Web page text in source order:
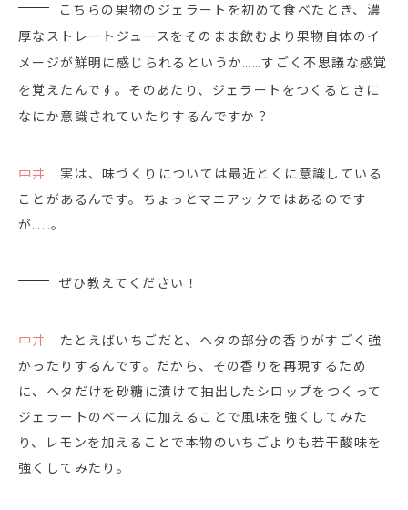
こちらの果物のジェラートを初めて食べたとき、濃
厚なストレートジュースをそのまま飲むより果物自体のイ
メージが鮮明に感じられるというか……すごく不思議な感覚
を覚えたんです。そのあたり、ジェラートをつくるときに
なにか意識されていたりするんですか？
中井
実は、味づくりについては最近とくに意識している
ことがあるんです。ちょっとマニアックではあるのです
が……。
ぜひ教えてください！
中井
たとえばいちごだと、ヘタの部分の香りがすごく強
かったりするんです。だから、その香りを再現するため
に、ヘタだけを砂糖に漬けて抽出したシロップをつくって
ジェラートのベースに加えることで風味を強くしてみた
り、レモンを加えることで本物のいちごよりも若干酸味を
強くしてみたり。